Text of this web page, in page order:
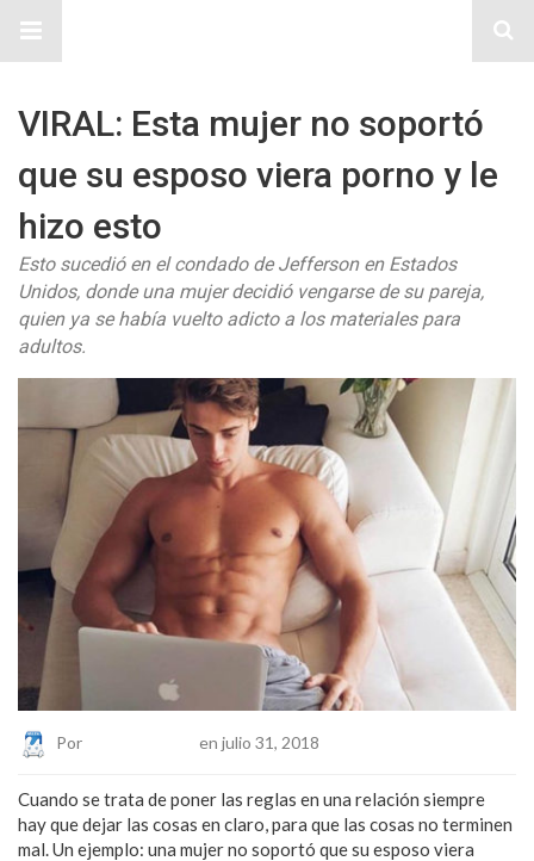
VIRAL: Esta mujer no soportó
que su esposo viera porno y le
hizo esto
Esto sucedió en el condado de Jefferson en Estados
Unidos, donde una mujer decidió vengarse de su pareja,
quien ya se había vuelto adicto a los materiales para
adultos.
Por en julio 31, 2018
Cuando se trata de poner las reglas en una relación siempre
hay que dejar las cosas en claro, para que las cosas no terminen
mal. Un ejemplo: una mujer no soportó que su esposo viera